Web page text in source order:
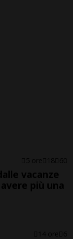
5 ore 18 60
vacanze
più una
14 ore 6